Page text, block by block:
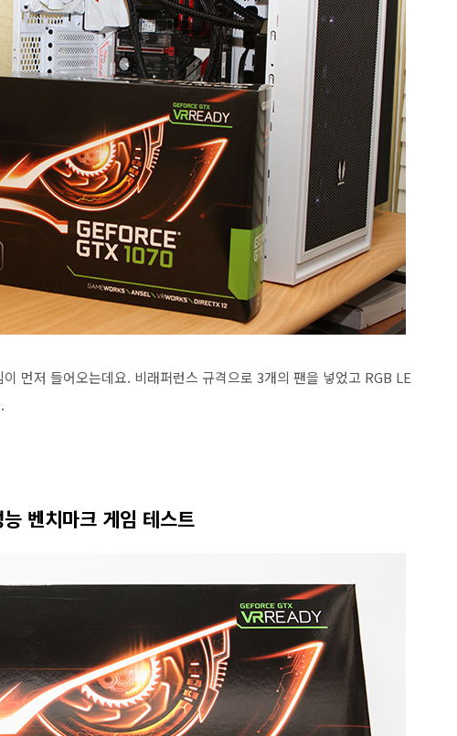
먼저 들어오는데요. 비래퍼런스 규격으로 3개의 팬을 넣었고 RGB LE
벤치마크 게임 테스트